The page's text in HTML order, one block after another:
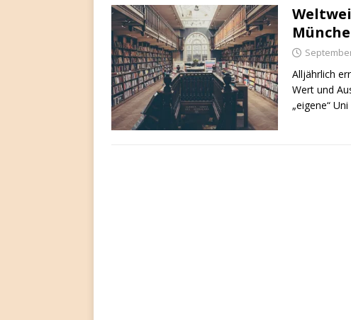
Alljährlich
Wert und
„eigene“